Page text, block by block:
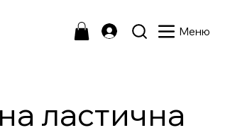
Меню
ластична